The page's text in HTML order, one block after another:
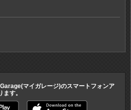
マイガレージ)のスマートフォンア
す。